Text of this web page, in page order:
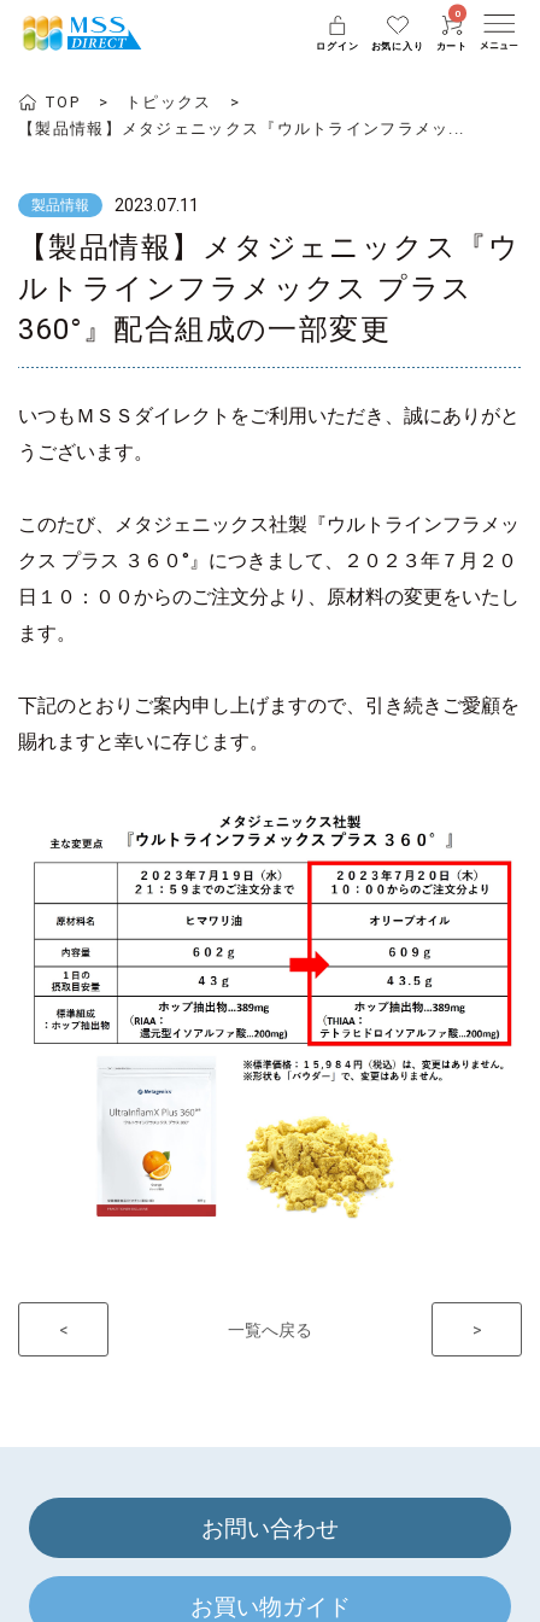
ログイン お気に入り
0
カート
TOP
トピックス
【製品情報】メタジェニックス『ウルトラインフラメッ...
製品情報 2023.07.11
【製品情報】メタジェニックス『ウ
ルトラインフラメックス プラス
360°』配合組成の一部変更
いつもＭＳＳダイレクトをご利用いただき、誠にありがと
うございます。
このたび、メタジェニックス社製『ウルトラインフラメッ
クス プラス ３６０°』につきまして、２０２３年７月２０
日１０：００からのご注文分より、原材料の変更をいたし
ます。
下記のとおりご案内申し上げますので、引き続きご愛顧を
賜れますと幸いに存じます。
< 一覧へ戻る >
お問い合わせ
お買い物ガイド